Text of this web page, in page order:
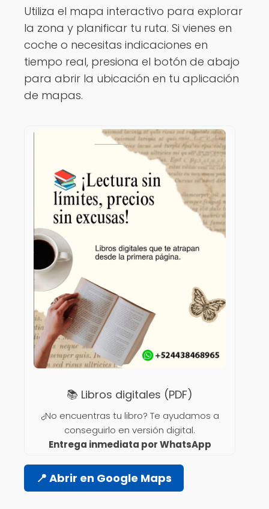
Utiliza el mapa interactivo para explorar
la zona y planificar tu ruta. Si vienes en
coche o necesitas indicaciones en
tiempo real, presiona el botón de abajo
para abrir la ubicación en tu aplicación
de mapas.
📚 Libros digitales (PDF)
¿No encuentras tu libro? Te ayudamos a
conseguirlo en versión digital.
Entrega inmediata por WhatsApp
📍 Abrir en Google Maps